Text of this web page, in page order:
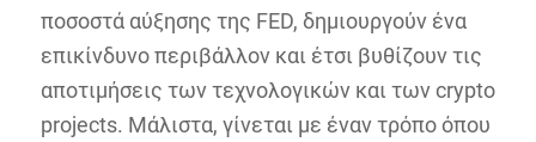
ποσοστά αύξησης της FED, δημιουργούν ένα
επικίνδυνο περιβάλλον και έτσι βυθίζουν τις
αποτιμήσεις των τεχνολογικών και των crypto
projects. Μάλιστα, γίνεται με έναν τρόπο όπου